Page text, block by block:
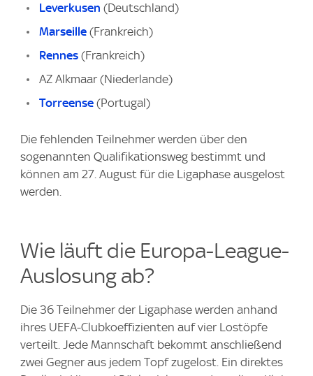
Leverkusen (Deutschland)
Marseille (Frankreich)
Rennes (Frankreich)
AZ Alkmaar (Niederlande)
Torreense (Portugal)
Die fehlenden Teilnehmer werden über den
sogenannten Qualifikationsweg bestimmt und
können am 27. August für die Ligaphase ausgelost
werden.
Wie läuft die Europa-League-
Auslosung ab?
Die 36 Teilnehmer der Ligaphase werden anhand
ihres UEFA-Clubkoeffizienten auf vier Lostöpfe
verteilt. Jede Mannschaft bekommt anschließend
zwei Gegner aus jedem Topf zugelost. Ein direktes